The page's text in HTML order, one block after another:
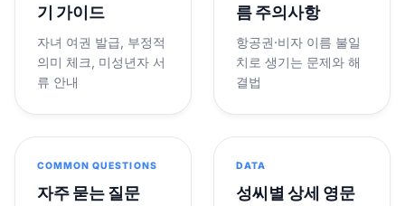
기 가이드
자녀 여권 발급, 부정적
의미 체크, 미성년자 서
류 안내
름 주의사항
항공권·비자 이름 불일
치로 생기는 문제와 해
결법
COMMON QUESTIONS
자주 묻는 질문
DATA
성씨별 상세 영문